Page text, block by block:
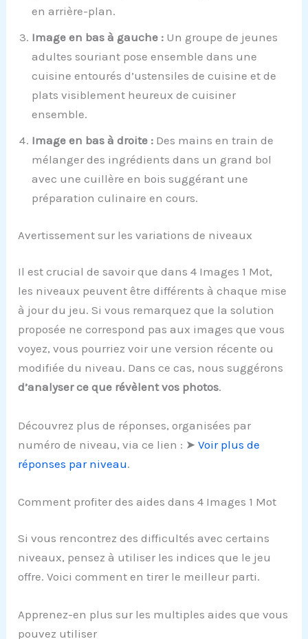
en arrière-plan.
Image en bas à gauche : Un groupe de jeunes
adultes souriant pose ensemble dans une
cuisine entourés d’ustensiles de cuisine et de
plats visiblement heureux de cuisiner
ensemble.
Image en bas à droite : Des mains en train de
mélanger des ingrédients dans un grand bol
avec une cuillère en bois suggérant une
préparation culinaire en cours.
Avertissement sur les variations de niveaux
Il est crucial de savoir que dans 4 Images 1 Mot,
les niveaux peuvent être différents à chaque mise
à jour du jeu. Si vous remarquez que la solution
proposée ne correspond pas aux images que vous
voyez, vous pourriez voir une version récente ou
modifiée du niveau. Dans ce cas, nous suggérons
d’analyser ce que révèlent vos photos.
Découvrez plus de réponses, organisées par
numéro de niveau, via ce lien : ➤Voir plus de
réponses par niveau.
Comment profiter des aides dans 4 Images 1 Mot
Si vous rencontrez des difficultés avec certains
niveaux, pensez à utiliser les indices que le jeu
offre. Voici comment en tirer le meilleur parti.
Apprenez-en plus sur les multiples aides que vous
pouvez utiliser